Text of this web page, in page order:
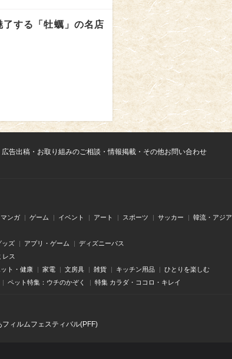
了する「牡蠣」の名店
広告出稿・お取り組みのご相談・情報掲載・その他お問い合わせ
ンガ ゲーム イベント アート スポーツ サッカー 韓流・アジア
ッズ アプリ・ゲーム ディズニーパス
レス
ト・健康 家電 文房具 雑貨 キッチン用品 ひとりを楽しむ
ペット特集：ウチのかぞく 特集 カラダ・ココロ・キレイ
フィルムフェスティバル(PFF)